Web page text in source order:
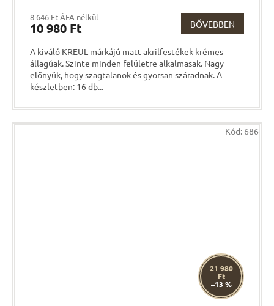
8 646 Ft ÁFA nélkül
10 980 Ft BŐVEBBEN
A kiváló KREUL márkájú matt akrilfestékek krémes
állagúak. Szinte minden felületre alkalmasak. Nagy
előnyük, hogy szagtalanok és gyorsan száradnak. A
készletben: 16 db...
21 980
Ft
–13 %
Kód: 686